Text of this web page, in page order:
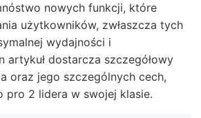
nowych funkcji, które
użytkowników, zwłaszcza tych
wydajności i
artykuł dostarcza szczegółowy
oraz jego szczególnych cech,
pro 2 lidera w swojej klasie.